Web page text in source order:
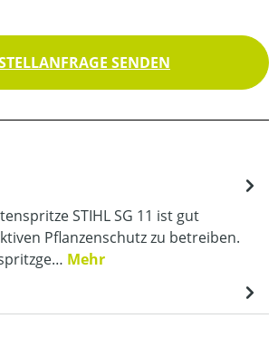
SENDEN
STIHL SG 11 ist gut
Pflanzenschutz zu betreiben.
Mehr